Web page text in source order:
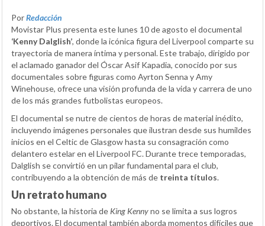
PorRedacción
Movistar Plus presenta este lunes 10 de agosto el documental
‘Kenny Dalglish’, donde la icónica figura del Liverpool comparte su
trayectoria de manera íntima y personal. Este trabajo, dirigido por
el aclamado ganador del Óscar Asif Kapadia, conocido por sus
documentales sobre figuras como Ayrton Senna y Amy
Winehouse, ofrece una visión profunda de la vida y carrera de uno
de los más grandes futbolistas europeos.
El documental se nutre de cientos de horas de material inédito,
incluyendo imágenes personales que ilustran desde sus humildes
inicios en el Celtic de Glasgow hasta su consagración como
delantero estelar en el Liverpool FC. Durante trece temporadas,
Dalglish se convirtió en un pilar fundamental para el club,
contribuyendo a la obtención de más de treinta títulos.
Un retrato humano
No obstante, la historia de King Kennyno se limita a sus logros
deportivos. El documental también aborda momentos difíciles que